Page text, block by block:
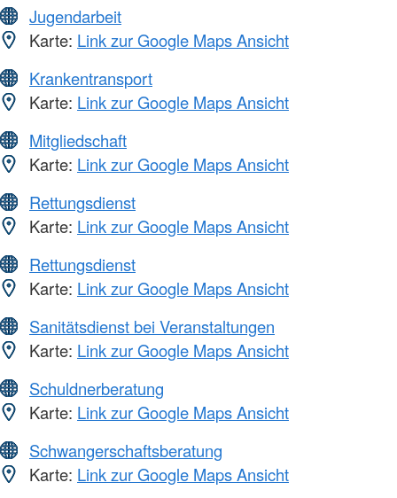
Jugendarbeit
Karte: Link zur Google Maps Ansicht
Krankentransport
Karte: Link zur Google Maps Ansicht
Mitgliedschaft
Karte: Link zur Google Maps Ansicht
Rettungsdienst
Karte: Link zur Google Maps Ansicht
Rettungsdienst
Karte: Link zur Google Maps Ansicht
Sanitätsdienst bei Veranstaltungen
Karte: Link zur Google Maps Ansicht
Schuldnerberatung
Karte: Link zur Google Maps Ansicht
Schwangerschaftsberatung
Karte: Link zur Google Maps Ansicht